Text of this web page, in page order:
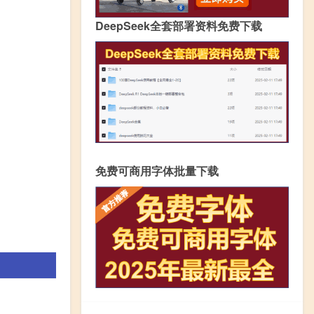
DeepSeek全套部署资料免费下载
免费可商用字体批量下载